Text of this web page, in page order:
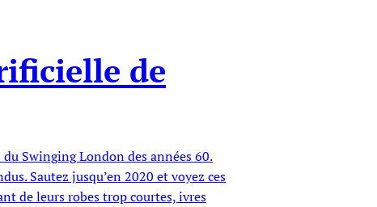
de
Swinging London des années 60.
Sautez jusqu’en 2020 et voyez ces
de leurs robes trop courtes, ivres